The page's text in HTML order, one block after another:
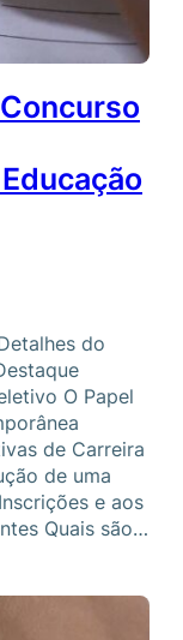
do
O Papel
de Carreira
de uma
e aos
Quais são…